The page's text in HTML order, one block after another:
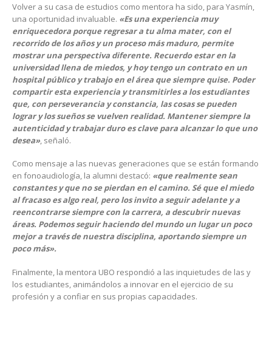
Volver a su casa de estudios como mentora ha sido, para Yasmín,
una oportunidad invaluable. «Es una experiencia muy
enriquecedora porque regresar a tu alma mater, con el
recorrido de los años y un proceso más maduro, permite
mostrar una perspectiva diferente. Recuerdo estar en la
universidad llena de miedos, y hoy tengo un contrato en un
hospital público y trabajo en el área que siempre quise. Poder
compartir esta experiencia y transmitirles a los estudiantes
que, con perseverancia y constancia, las cosas se pueden
lograr y los sueños se vuelven realidad. Mantener siempre la
autenticidad y trabajar duro es clave para alcanzar lo que uno
desea», señaló.
Como mensaje a las nuevas generaciones que se están formando
en fonoaudiología, la alumni destacó: «que realmente sean
constantes y que no se pierdan en el camino. Sé que el miedo
al fracaso es algo real, pero los invito a seguir adelante y a
reencontrarse siempre con la carrera, a descubrir nuevas
áreas. Podemos seguir haciendo del mundo un lugar un poco
mejor a través de nuestra disciplina, aportando siempre un
poco más».
Finalmente, la mentora UBO respondió a las inquietudes de las y
los estudiantes, animándolos a innovar en el ejercicio de su
profesión y a confiar en sus propias capacidades.